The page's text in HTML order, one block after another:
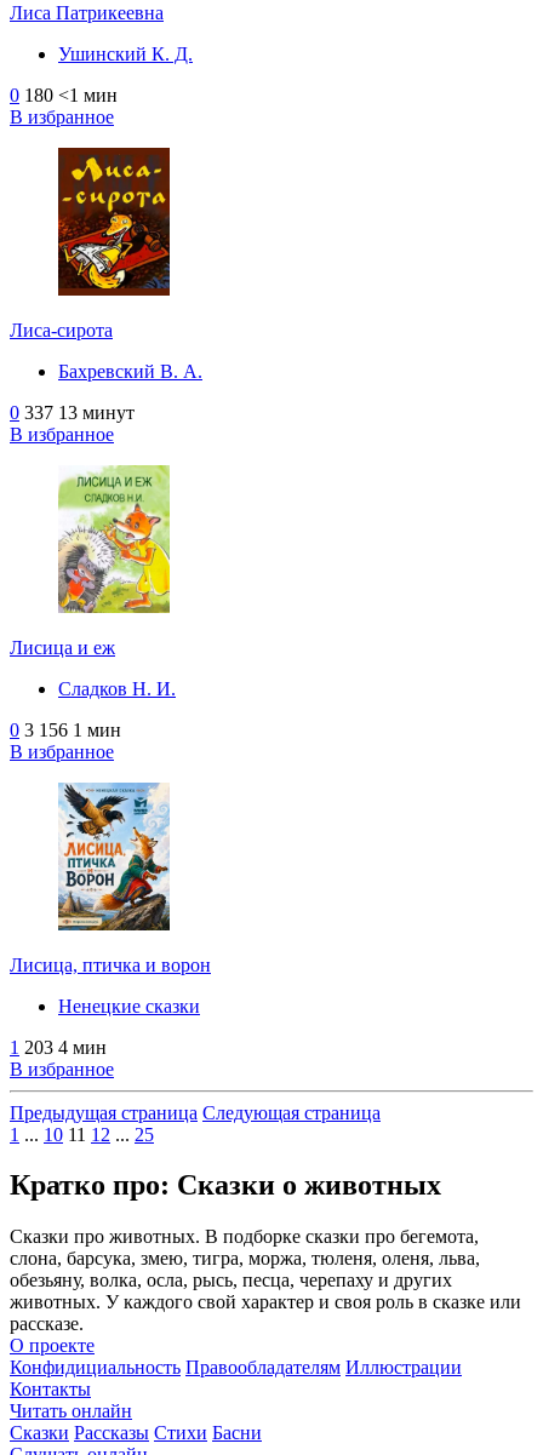
Лиса Патрикеевна
Ушинский К. Д.
0 180 <1 мин
В избранное
Лиса-сирота
Бахревский В. А.
0 337 13 минут
В избранное
Лисица и еж
Сладков Н. И.
0 3 156 1 мин
В избранное
Лисица, птичка и ворон
Ненецкие сказки
1 203 4 мин
В избранное
Предыдущая страница Следующая страница
1 ... 10 11 12 ... 25
Кратко про: Сказки о животных
Сказки про животных. В подборке сказки про бегемота,
слона, барсука, змею, тигра, моржа, тюленя, оленя, льва,
обезьяну, волка, осла, рысь, песца, черепаху и других
животных. У каждого свой характер и своя роль в сказке или
рассказе.
О проекте
Конфидициальность Правообладателям Иллюстрации
Контакты
Читать онлайн
Сказки Рассказы Стихи Басни